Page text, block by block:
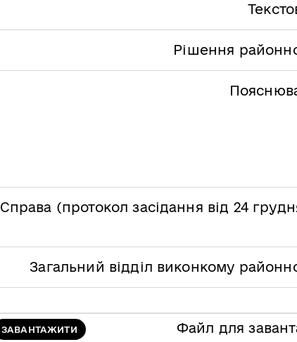
Рішення
Справа (протокол засідання від 24
Загальний відділ виконкому
ЗАВАНТАЖИТИ Файл для